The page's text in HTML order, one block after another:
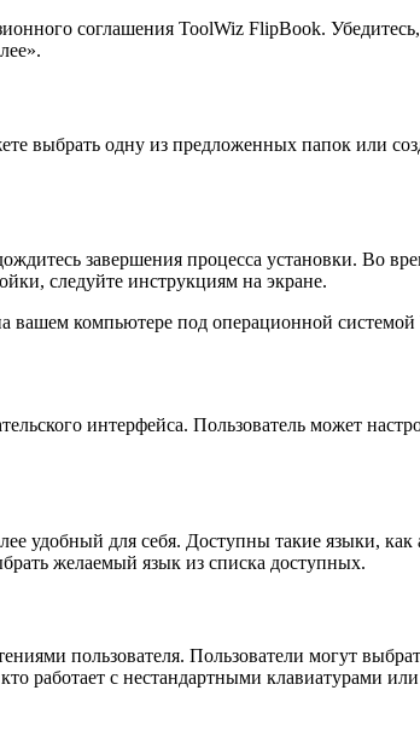
соглашения ToolWiz FlipBook.
выбрать одну из предложенных папок или
завершения процесса установки. Во
следуйте инструкциям на экране.
вашем компьютере под операционной системой
интерфейса. Пользователь может
удобный для себя. Доступны такие языки,
желаемый язык из списка доступных.
пользователя. Пользователи могут
работает с нестандартными клавиатурами